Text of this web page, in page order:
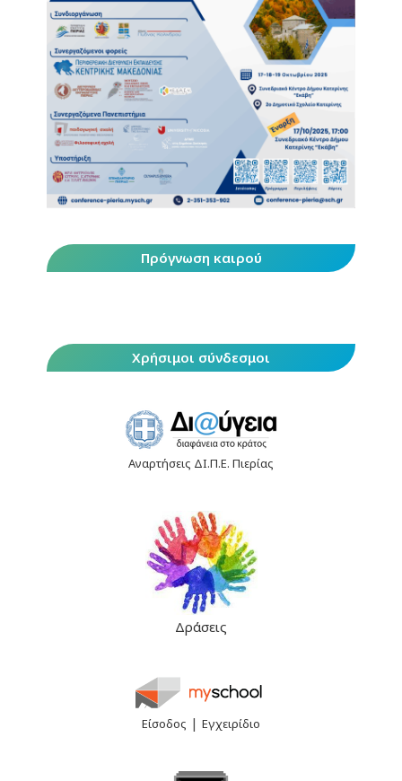
Πρόγνωση καιρού
Χρήσιμοι σύνδεσμοι
Αναρτήσεις ΔΙ.Π.Ε. Πιερίας
Δράσεις
Είσοδος | Εγχειρίδιο